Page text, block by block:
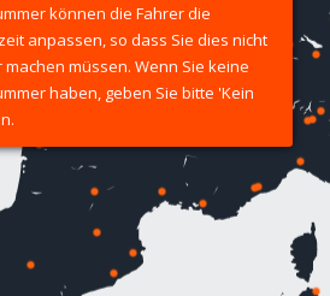
können die Fahrer die
anpassen, so dass Sie dies nicht
machen müssen. Wenn Sie keine
haben, geben Sie bitte 'Kein